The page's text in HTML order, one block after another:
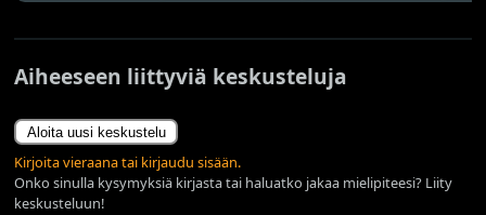
Aiheeseen liittyviä keskusteluja
Aloita uusi keskustelu
Kirjoita vieraana tai kirjaudu sisään.
Onko sinulla kysymyksiä kirjasta tai haluatko jakaa mielipiteesi? Liity
keskusteluun!